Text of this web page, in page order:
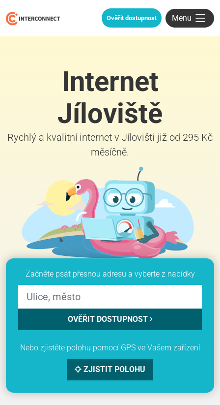
Ověřit dostupnost Menu
Internet
Jíloviště
Rychlý a kvalitní internet v Jílovišti již od 295 Kč
měsíčně.
Začněte psát přesnou adresu a vyberte z nabídky
OVĚŘIT DOSTUPNOST
Nebo zjistěte polohu pomocí GPS ve Vašem zařízení
ZJISTIT POLOHU